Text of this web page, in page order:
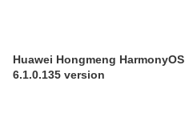
Huawei Hongmeng HarmonyOS
6.1.0.135 version